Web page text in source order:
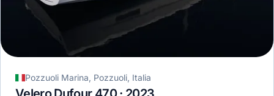
Pozzuoli Marina, Pozzuoli, Italia